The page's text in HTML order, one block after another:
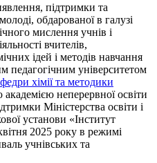
підтримки та
обдарованої в галузі
мислення учнів і
вчителів,
ідей і методів навчання
педагогічним університетом
хімії та методики
неперервної освіти
Міністерства освіти і
установи «Інститут
2025 року в режимі
учнівських та